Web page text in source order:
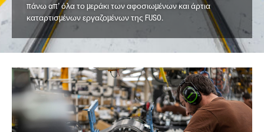
πάνω απ’ όλα το μεράκι των αφοσιωμένων και άρτια
καταρτισμένων εργαζομένων της FUSO.